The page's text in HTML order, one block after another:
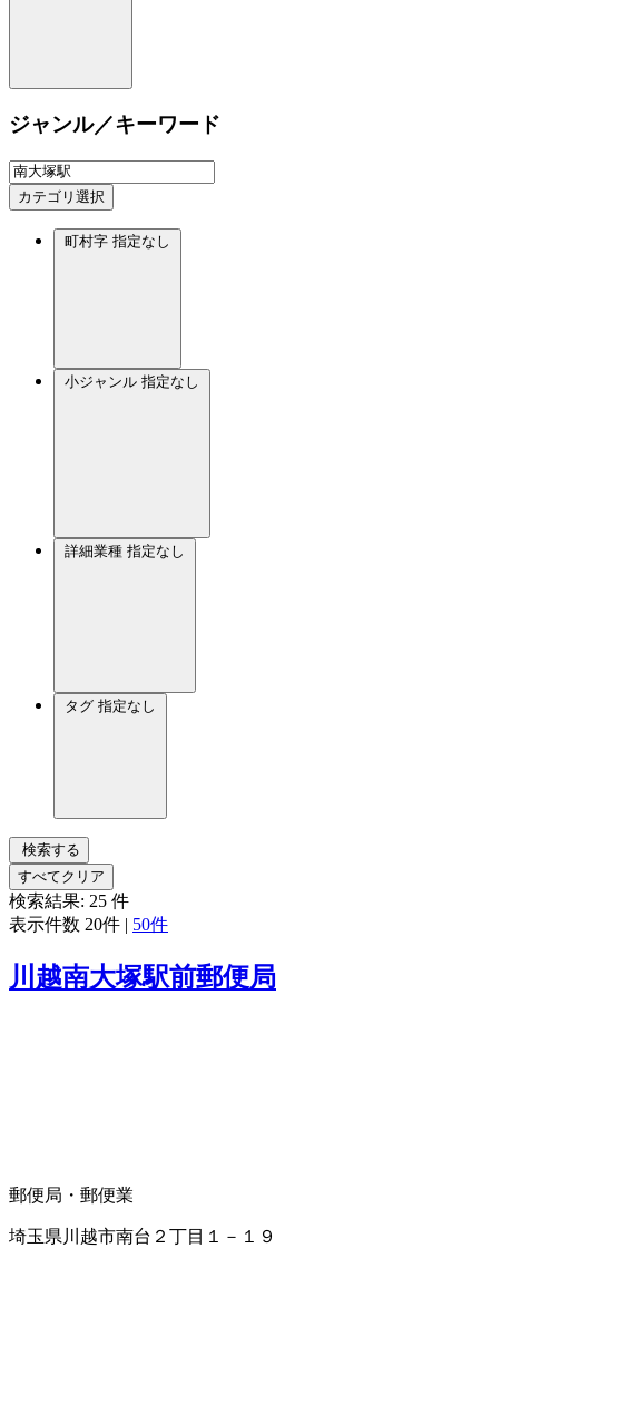
ジャンル／キーワード
カテゴリ選択
町村字 指定なし
小ジャンル 指定なし
詳細業種 指定なし
タグ 指定なし
検索する
すべてクリア
検索結果: 25 件
表示件数 20件 | 50件
川越南大塚駅前郵便局
郵便局・郵便業
埼玉県川越市南台２丁目１－１９